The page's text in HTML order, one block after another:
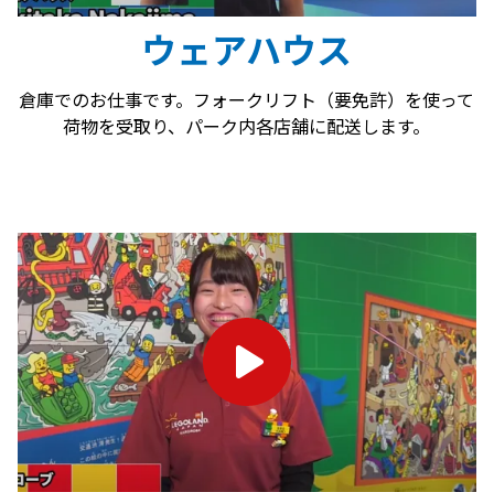
ウェアハウス
倉庫でのお仕事です。フォークリフト（要免許）を使って
荷物を受取り、パーク内各店舗に配送します。